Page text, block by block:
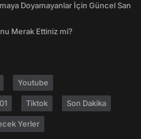
Doyamayanlar İçin Güncel San
Merak Ettiniz mi?
Youtube
Tiktok Son Dakika
Yerler